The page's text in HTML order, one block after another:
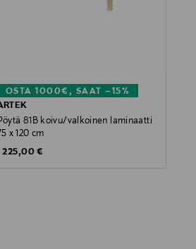
OSTA 1000€, SAAT –15%
81B koivu/valkoinen laminaatti
x 120 cm
Price
225,00 €